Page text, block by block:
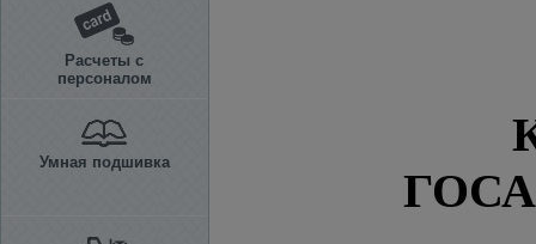
Расчеты с
персоналом
Умная подшивка